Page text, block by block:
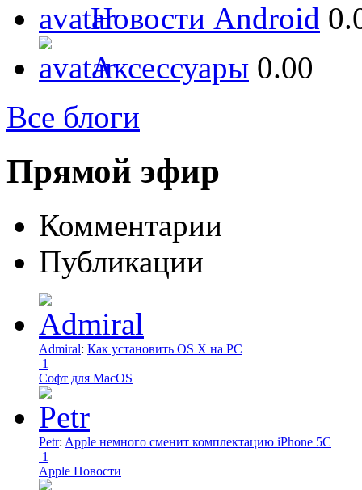
Новости Android
Аксессуары 0.00
Все блоги
Прямой эфир
Комментарии
Публикации
Admiral: Как установить OS X на PC
1
Софт для MacOS
Petr: Apple немного сменит комплектацию iPhone 5C
1
Apple Новости